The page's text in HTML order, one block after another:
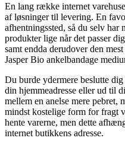
En lang række internet
af løsninger til levering. En
afhentningssted, så du selv har
produkter lige når det passer
samt endda derudover den
Jasper Bio ankelbandage
Du burde ydermere beslutte
din hjemmeadresse eller ud til
mellem en anelse mere pebret,
mindst kostelige form for fragt
hente varerne, men dette
internet butikkens adresse.